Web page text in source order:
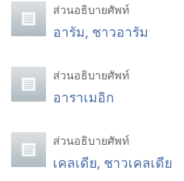
ส่วนอธิบายศัพท์
อารัม, ชาวอารัม
ส่วนอธิบายศัพท์
อาราเมอิก
ส่วนอธิบายศัพท์
เคลเดีย, ชาวเคลเดีย